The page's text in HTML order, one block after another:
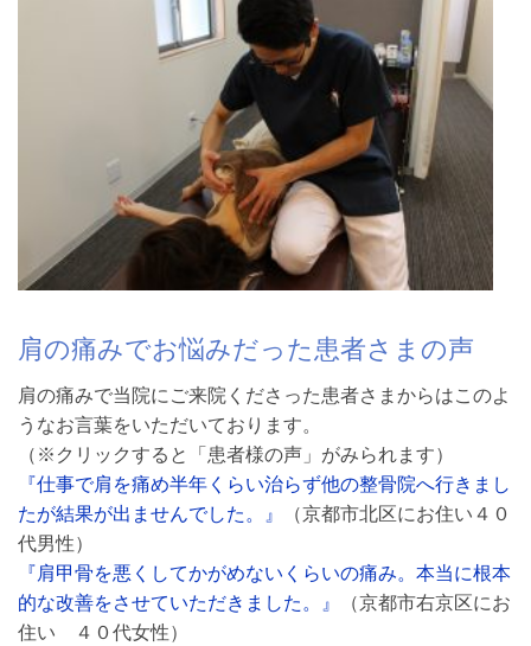
肩の痛みでお悩みだった患者さまの声
肩の痛みで当院にご来院くださった患者さまからはこのよ
うなお言葉をいただいております。
（※クリックすると「患者様の声」がみられます）
『仕事で肩を痛め半年くらい治らず他の整骨院へ行きまし
たが結果が出ませんでした。』
（京都市北区にお住い４０
代男性）
『肩甲骨を悪くしてかがめないくらいの痛み。本当に根本
的な改善をさせていただきました。』
（京都市右京区にお
住い ４０代女性）